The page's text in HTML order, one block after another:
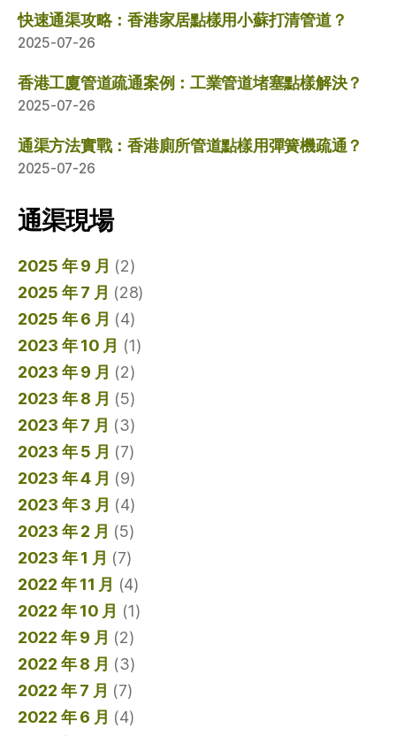
快速通渠攻略：香港家居點樣用小蘇打清管道？
2025-07-26
香港工廈管道疏通案例：工業管道堵塞點樣解決？
2025-07-26
通渠方法實戰：香港廁所管道點樣用彈簧機疏通？
2025-07-26
通渠現場
2025 年 9 月 (2)
2025 年 7 月 (28)
2025 年 6 月 (4)
2023 年 10 月 (1)
2023 年 9 月 (2)
2023 年 8 月 (5)
2023 年 7 月 (3)
2023 年 5 月 (7)
2023 年 4 月 (9)
2023 年 3 月 (4)
2023 年 2 月 (5)
2023 年 1 月 (7)
2022 年 11 月 (4)
2022 年 10 月 (1)
2022 年 9 月 (2)
2022 年 8 月 (3)
2022 年 7 月 (7)
2022 年 6 月 (4)